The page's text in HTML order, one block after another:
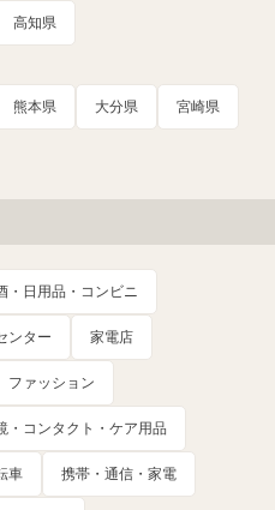
高知県
熊本県 大分県 宮崎県
・日用品・コンビニ
ンター 家電店
ファッション
・コンタクト・ケア用品
車 携帯・通信・家電